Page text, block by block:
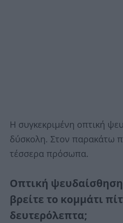
Η συγκεκριμένη οπτική
δύσκολη. Στον παρακάτω
τέσσερα πρόσωπα.
Οπτική
βρείτε το κομμάτι
δευτερόλεπτα;